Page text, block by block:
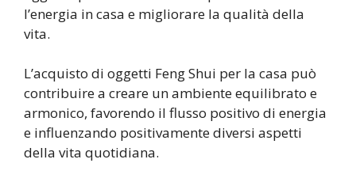
l’energia in casa e migliorare la qualità della
vita.
L’acquisto di oggetti Feng Shui per la casa può
contribuire a creare un ambiente equilibrato e
armonico, favorendo il flusso positivo di energia
e influenzando positivamente diversi aspetti
della vita quotidiana.